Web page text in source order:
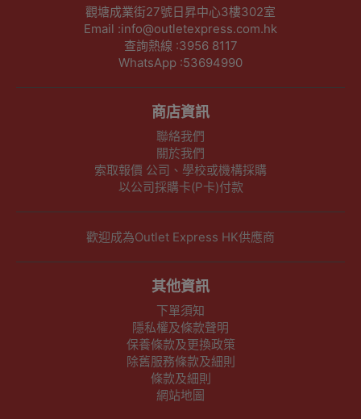
觀塘成業街27號日昇中心3樓302室
Email :info@outletexpress.com.hk
查詢熱線 :3956 8117
WhatsApp :53694990
商店資訊
聯絡我們
關於我們
索取報價 公司、學校或機構採購
以公司採購卡(P卡)付款
歡迎成為Outlet Express HK供應商
其他資訊
下單須知
隱私權及條款聲明
保養條款及更換政策
除舊服務條款及細則
條款及細則
網站地圖